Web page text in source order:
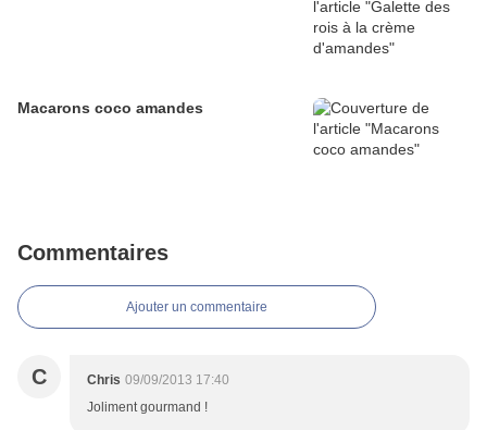
Macarons coco amandes
Commentaires
Ajouter un commentaire
C Chris 09/09/2013 17:40
Joliment gourmand !